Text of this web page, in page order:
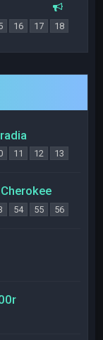
16 17 18
11 12 13
54 55 56